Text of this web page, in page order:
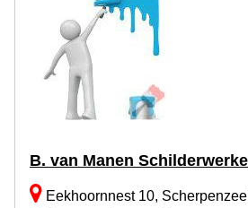
B. van Manen
Eekhoornnest 10, Scherpenzeel